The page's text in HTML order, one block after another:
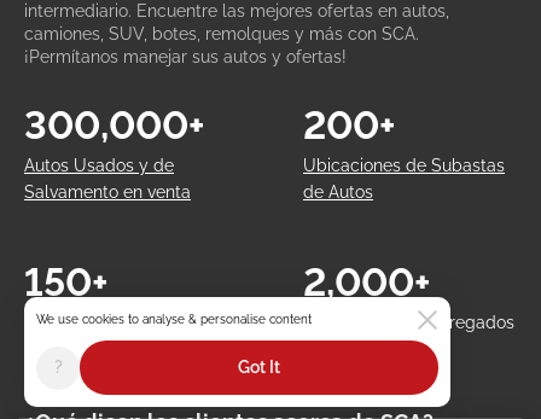
intermediario. Encuentre las mejores ofertas en autos,
camiones, SUV, botes, remolques y más con SCA.
¡Permítanos manejar sus autos y ofertas!
Autos Usados y de
Salvamento en venta
300,000+
Ubicaciones de Subastas
de Autos
200+
Subastas en Vivo
Semanales
150+
Autos en Venta Agregados
2,000+
We use cookies to analyse & personalise content
? Got It